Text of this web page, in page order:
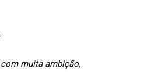
muita ambição,